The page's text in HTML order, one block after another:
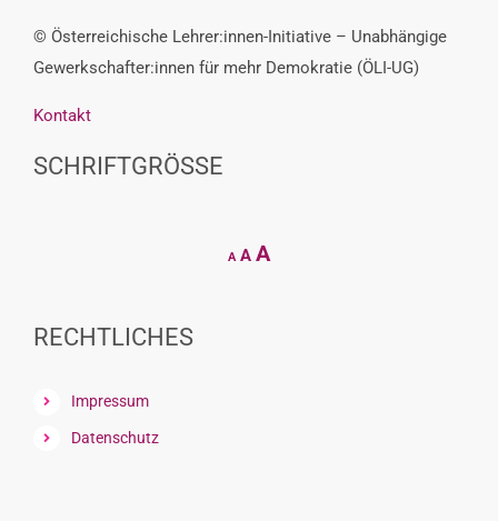
© Österreichische Lehrer:innen-Initiative – Unabhängige
Gewerkschafter:innen für mehr Demokratie (ÖLI-UG)
Kontakt
SCHRIFTGRÖSSE
A
Decrease
font
A Reset
AIncrease
RECHTLICHES
Impressum
Datenschutz